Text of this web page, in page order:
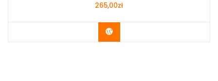
265,00zł
Buy Now